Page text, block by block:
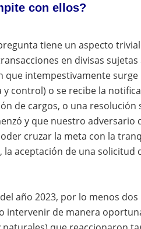
con ellos?
tiene un aspecto
en divisas
que intempestivamente
y control) o se recibe la
de cargos, o una
y que nuestro
cruzar la meta con la
la aceptación de una
año 2023, por lo menos
intervenir de manera